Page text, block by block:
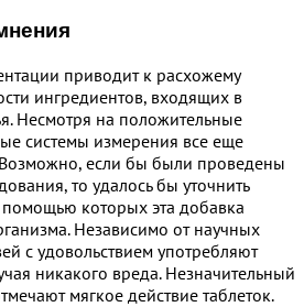
приводит к расхожему
ингредиентов, входящих в
Несмотря на положительные
системы измерения все еще
если бы были проведены
то удалось бы уточнить
которых эта добавка
Независимо от научных
с удовольствием употребляют
никакого вреда. Незначительный
мягкое действие таблеток.